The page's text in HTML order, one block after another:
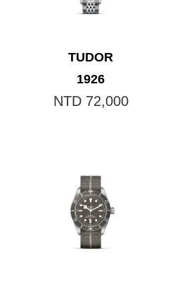
TUDOR
1926
NTD 72,000